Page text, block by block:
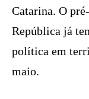
Catarina. O
República já
política em
maio.